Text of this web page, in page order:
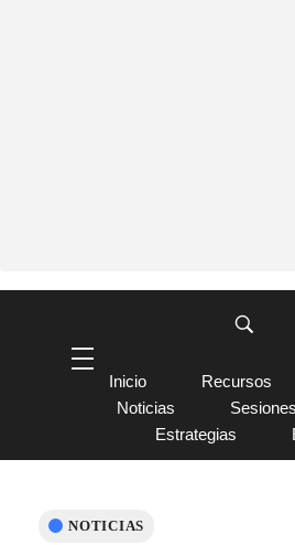
Inicio Recursos
Noticias
Estrategias
NOTICIAS